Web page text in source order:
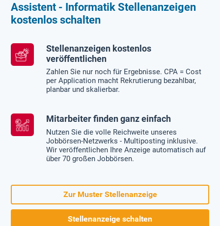
Assistent - Informatik Stellenanzeigen
kostenlos schalten
Stellenanzeigen kostenlos
veröffentlichen
Zahlen Sie nur noch für Ergebnisse. CPA = Cost
per Application macht Rekrutierung bezahlbar,
planbar und skalierbar.
Mitarbeiter finden ganz einfach
Nutzen Sie die volle Reichweite unseres
Jobbörsen-Netzwerks - Multiposting inklusive.
Wir veröffentlichen Ihre Anzeige automatisch auf
über 70 großen Jobbörsen.
Zur Muster Stellenanzeige
Stellenanzeige schalten